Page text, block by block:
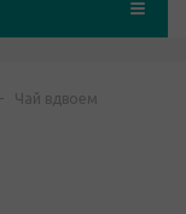
- Чай вдвоем